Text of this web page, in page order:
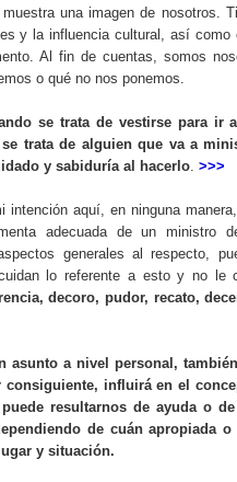
una imagen de nosotros.
y la influencia cultural, así como
Al fin de cuentas, somos
o qué no nos ponemos.
se trata de vestirse para ir
trata de alguien que va a
y sabiduría al hacerlo. >>>
intención aquí, en ninguna
adecuada de un ministro
generales al respecto,
lo referente a esto y no le
decoro, pudor, recato,
asunto a nivel personal,
influirá en el
resultarnos de ayuda o
de cuán apropiada o
y situación.